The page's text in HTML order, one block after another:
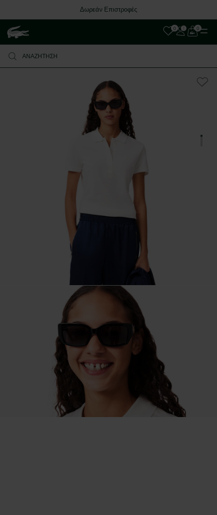
Δωρεάν Επιστροφές
0 0